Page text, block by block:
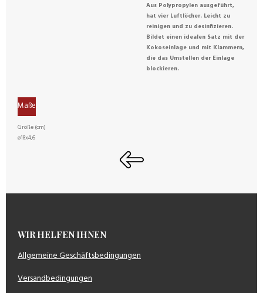
Aus Polypropylen ausgeführt,
hat vier Luftlöcher. Leicht zu
reinigen und zu desinfizieren.
Bildet einen idealen Satz mit der
Kokoseinlage und mit Klammern,
die das Umstellen der Einlage
blockieren.
Maße
Größe (cm)
ø18x4,6
WIR HELFEN IHNEN
Allgemeine Geschäftsbedingungen
Versandbedingungen